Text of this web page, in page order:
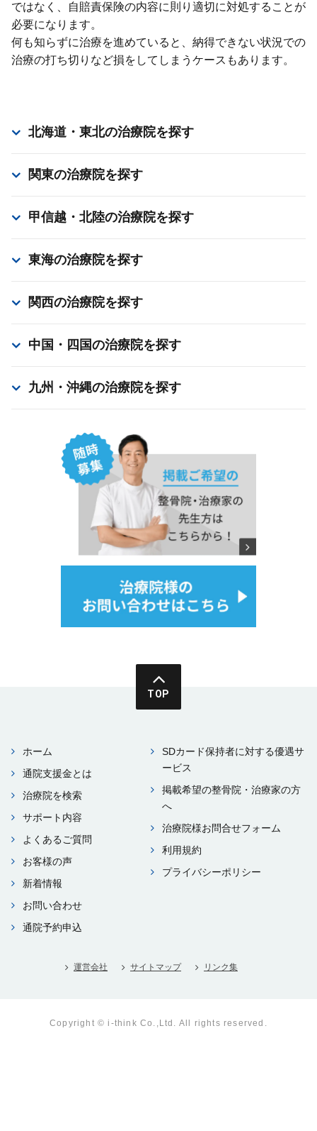
ではなく、⾃賠責保険の内容に則り適切に対処することが
必要になります。
何も知らずに治療を進めていると、納得できない状況での
治療の打ち切りなど損をしてしまうケースもあります。
北海道・東北の治療院を探す
関東の治療院を探す
甲信越・北陸の治療院を探す
東海の治療院を探す
関西の治療院を探す
中国・四国の治療院を探す
九州・沖縄の治療院を探す
TOP
ホーム
通院⽀援⾦とは
治療院を検索
サポート内容
よくあるご質問
お客様の声
新着情報
お問い合わせ
通院予約申込
SDカード保持者に対する優遇サ
ービス
掲載希望の整⾻院・治療家の⽅
へ
治療院様お問合せフォーム
利⽤規約
プライバシーポリシー
運営会社 サイトマップ リンク集
Copyright © i-think Co.,Ltd. All rights reserved.